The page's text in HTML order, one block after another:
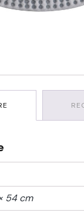
54 cm